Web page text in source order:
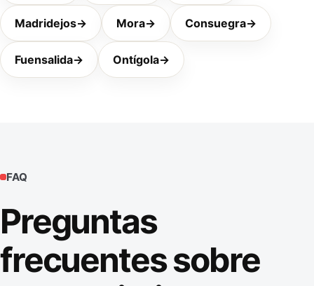
Madridejos→ Mora→ Consuegra→
Fuensalida→ Ontígola→
FAQ
Preguntas
frecuentes sobre